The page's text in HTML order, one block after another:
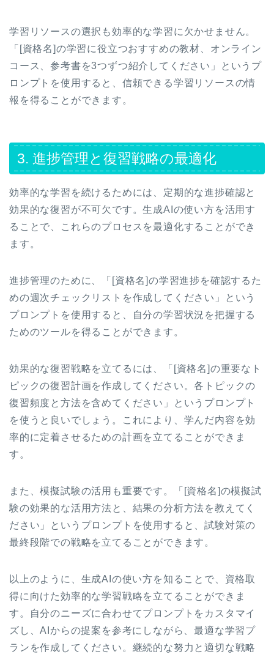
学習リソースの選択も効率的な学習に欠かせません。
「[資格名]の学習に役立つおすすめの教材、オンライン
コース、参考書を3つずつ紹介してください」というプ
ロンプトを使用すると、信頼できる学習リソースの情
報を得ることができます。
3. 進捗管理と復習戦略の最適化
効率的な学習を続けるためには、定期的な進捗確認と
効果的な復習が不可欠です。生成AIの使い方を活用す
ることで、これらのプロセスを最適化することができ
ます。
進捗管理のために、「[資格名]の学習進捗を確認するた
めの週次チェックリストを作成してください」という
プロンプトを使用すると、自分の学習状況を把握する
ためのツールを得ることができます。
効果的な復習戦略を立てるには、「[資格名]の重要なト
ピックの復習計画を作成してください。各トピックの
復習頻度と方法を含めてください」というプロンプト
を使うと良いでしょう。これにより、学んだ内容を効
率的に定着させるための計画を立てることができま
す。
また、模擬試験の活用も重要です。「[資格名]の模擬試
験の効果的な活用方法と、結果の分析方法を教えてく
ださい」というプロンプトを使用すると、試験対策の
最終段階での戦略を立てることができます。
以上のように、生成AIの使い方を知ることで、資格取
得に向けた効率的な学習戦略を立てることができま
す。自分のニーズに合わせてプロンプトをカスタマイ
ズし、AIからの提案を参考にしながら、最適な学習プ
ランを作成してください。継続的な努力と適切な戦略